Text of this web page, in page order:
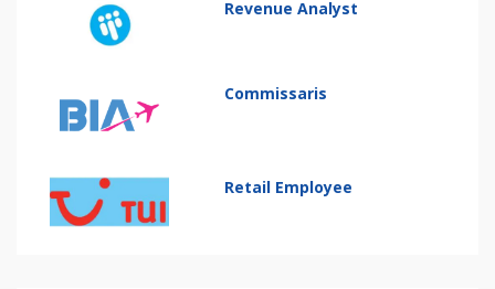
Revenue Analyst
Commissaris
Retail Employee